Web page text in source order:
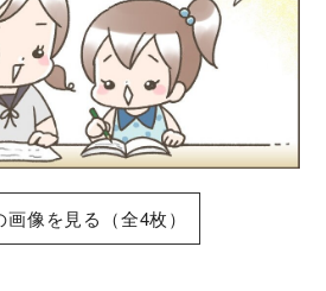
像を見る（全4枚）